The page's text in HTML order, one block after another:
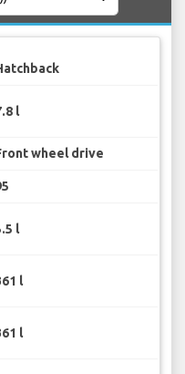
l
wheel drive
l
l
l